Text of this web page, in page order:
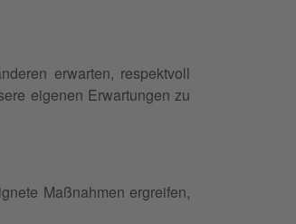
erwarten, respektvoll
eigenen Erwartungen zu
Maßnahmen ergreifen,